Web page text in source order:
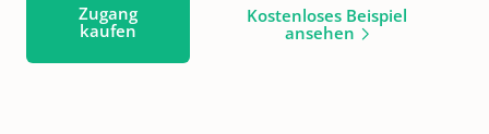
Zugang
kaufen
Kostenloses Beispiel
ansehen